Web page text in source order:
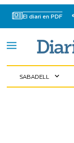
El diari en PDF
SABADELL expand_more